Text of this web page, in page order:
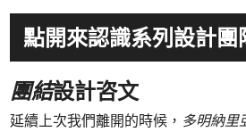
點開來認識系列設計團
團結設計咨文
延續上次我們離開的時候， 多明納里